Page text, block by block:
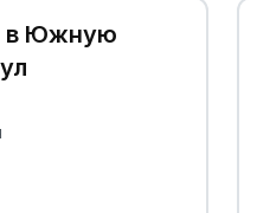
в Южную